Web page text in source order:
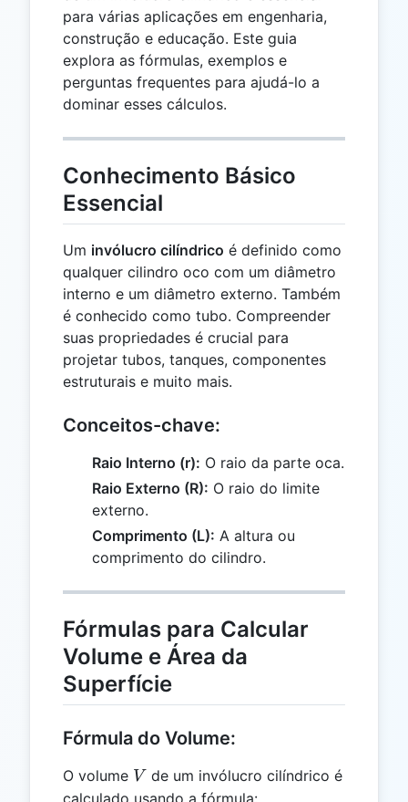
para várias aplicações em engenharia,
construção e educação. Este guia
explora as fórmulas, exemplos e
perguntas frequentes para ajudá-lo a
dominar esses cálculos.
Conhecimento Básico
Essencial
Um invólucro cilíndrico é definido como
qualquer cilindro oco com um diâmetro
interno e um diâmetro externo. Também
é conhecido como tubo. Compreender
suas propriedades é crucial para
projetar tubos, tanques, componentes
estruturais e muito mais.
Conceitos-chave:
Raio Interno (r): O raio da parte oca.
Raio Externo (R): O raio do limite
externo.
Comprimento (L): A altura ou
comprimento do cilindro.
Fórmulas para Calcular
Volume e Área da
Superfície
Fórmula do Volume:
O volume V
V de um invólucro cilíndrico é
calculado usando a fórmula: